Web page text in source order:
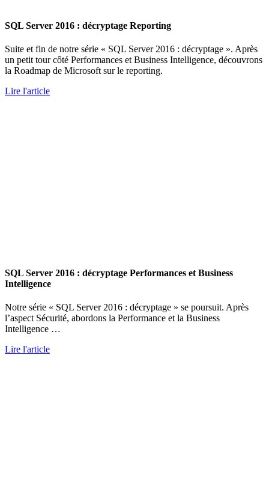
SQL Server 2016 : décryptage Reporting
Suite et fin de notre série « SQL Server 2016 : décryptage ». Après
un petit tour côté Performances et Business Intelligence, découvrons
la Roadmap de Microsoft sur le reporting.
Lire l'article
SQL Server 2016 : décryptage Performances et Business
Intelligence
Notre série « SQL Server 2016 : décryptage » se poursuit. Après
l’aspect Sécurité, abordons la Performance et la Business
Intelligence …
Lire l'article